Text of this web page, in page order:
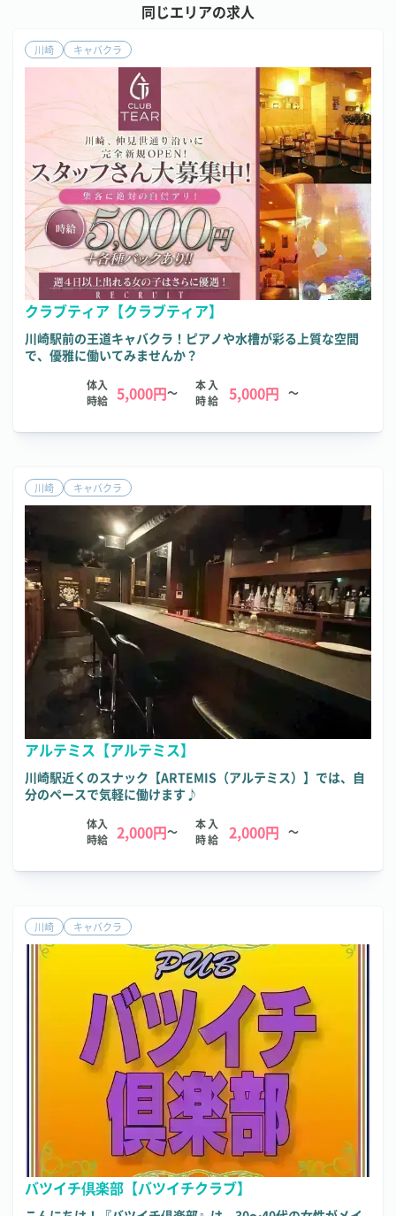
同じエリアの求人
川崎 キャバクラ
クラブティア【クラブティア】
川崎駅前の王道キャバクラ！ピアノや水槽が彩る上質な空間
で、優雅に働いてみませんか？
体入
時給 5,000円～
本入
時給
5,000円 ～
川崎 キャバクラ
アルテミス【アルテミス】
川崎駅近くのスナック【ARTEMIS（アルテミス）】では、自
分のペースで気軽に働けます♪
体入
時給 2,000円～
本入
時給
2,000円 ～
川崎 キャバクラ
バツイチ倶楽部【バツイチクラブ】